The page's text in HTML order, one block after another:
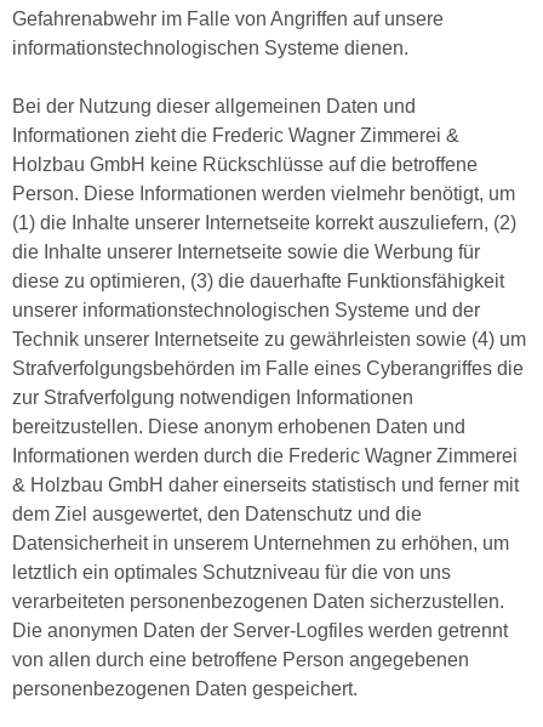
Gefahrenabwehr im Falle von Angriffen auf unsere
informationstechnologischen Systeme dienen.
Bei der Nutzung dieser allgemeinen Daten und
Informationen zieht die Frederic Wagner Zimmerei &
Holzbau GmbH keine Rückschlüsse auf die betroffene
Person. Diese Informationen werden vielmehr benötigt, um
(1) die Inhalte unserer Internetseite korrekt auszuliefern, (2)
die Inhalte unserer Internetseite sowie die Werbung für
diese zu optimieren, (3) die dauerhafte Funktionsfähigkeit
unserer informationstechnologischen Systeme und der
Technik unserer Internetseite zu gewährleisten sowie (4) um
Strafverfolgungsbehörden im Falle eines Cyberangriffes die
zur Strafverfolgung notwendigen Informationen
bereitzustellen. Diese anonym erhobenen Daten und
Informationen werden durch die Frederic Wagner Zimmerei
& Holzbau GmbH daher einerseits statistisch und ferner mit
dem Ziel ausgewertet, den Datenschutz und die
Datensicherheit in unserem Unternehmen zu erhöhen, um
letztlich ein optimales Schutzniveau für die von uns
verarbeiteten personenbezogenen Daten sicherzustellen.
Die anonymen Daten der Server-Logfiles werden getrennt
von allen durch eine betroffene Person angegebenen
personenbezogenen Daten gespeichert.